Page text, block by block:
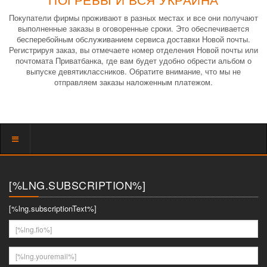
Покупатели фирмы проживают в разных местах и все они получают
выполненные заказы в оговоренные сроки. Это обеспечивается
бесперебойным обслуживанием сервиса доставки Новой почты.
Регистрируя заказ, вы отмечаете номер отделения Новой почты или
почтомата Приватбанка, где вам будет удобно обрести альбом о
выпуске девятиклассников. Обратите внимание, что мы не
отправляем заказы наложенным платежом.
Показать
[%LNG.SUBSCRIPTION%]
[%lng.subscriptionText%]
[%lng.fio%]
[%lng.youremail%]